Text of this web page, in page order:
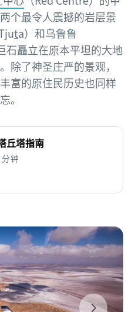
个最令人震撼的岩层景
ta）和乌鲁鲁
石矗立在原本平坦的大地
除了神圣庄严的景观，
富的原住民历史也同样
。
丘塔指南
钟